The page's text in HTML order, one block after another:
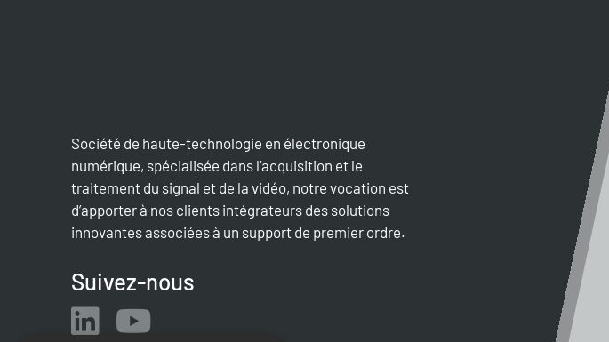
Société de haute-technologie en électronique
numérique, spécialisée dans l’acquisition et le
traitement du signal et de la vidéo, notre vocation est
d’apporter à nos clients intégrateurs des solutions
innovantes associées à un support de premier ordre.
Suivez-nous